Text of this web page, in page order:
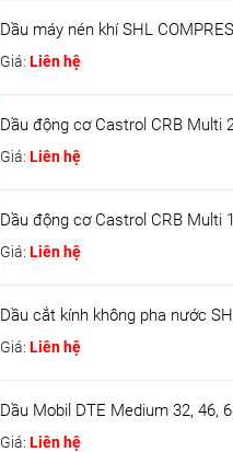
Dầu máy nén khí SHL
Giá: Liên hệ
Dầu động cơ Castrol CRB Multi
Giá: Liên hệ
Dầu động cơ Castrol CRB Multi
Giá: Liên hệ
Dầu cắt kính không pha nước
Giá: Liên hệ
Dầu Mobil DTE Medium 32, 46,
Giá: Liên hệ